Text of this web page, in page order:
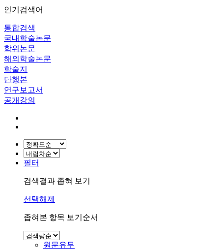
인기검색어
통합검색
국내학술논문
학위논문
해외학술논문
학술지
단행본
연구보고서
공개강의
필터
검색결과 좁혀 보기
선택해제
좁혀본 항목 보기순서
원문유무